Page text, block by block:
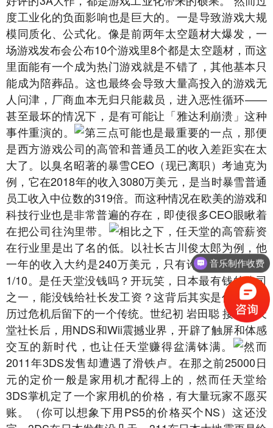
度工业化的负面影响也是巨大的。一是导致游戏大规
模同质化、公式化。像是前两年太空题材大爆发，一
场游戏发布会公布10个游戏里8个都是太空题材，而这
里面能有一个成为热门游戏就是不错了，其他基本只
能成为陪葬品。这也最终会导致大量高投入的游戏无
人问津，厂商血本无归只能裁员，进入恶性循环——
甚至最坏的情况下，是有可能让「雅达利崩溃 」这种
事件重演的。
第三点可能也是最重要的一点，那便
是西方游戏公司的高管和普通员工的收入差距实在太
大了。以臭名昭著的暴雪CEO（现已离职）考迪克为
例，它在2018年的收入3080万美元，是当时暴雪普通
员工收入中位数的319倍。而这种情况在欧美的游戏和
科技行业也是非常普遍的存在，即使很多CEO眼瞅着
在把公司往沟里带。
相比之下，任天堂的高管薪资
在行业里是出了名的低。以社长古川俊太郎为例，他
一年的收入大约是240万美元，只有许多欧美大厂的
1/10。是任天堂没钱吗？开玩笑，日本最有钱的公司
之一，能没钱给社长发工资？这背后其实是任天堂经
历过危机后留下的一个传统。世纪初 岩田聪 接任任天
堂社长后，用NDS和Wii震撼业界，开辟了触屏和体感
交互的新时代，也让任天堂赚得盆满钵满。
然而
2011年3DS发售却遭遇了滑铁卢。在那之前25000日
元的定价一般是家用机才配得上的，然而任天堂给
3DS掌机定了一个家用机的价格，有大量玩家不愿买
账。（你可以想象下用PS5的价格买个NS）这还没
音乐制作收费